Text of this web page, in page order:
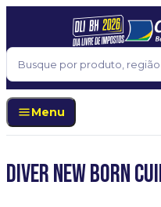
Pular para o conteúdo
Buscar
Menu
DIVER NEW BORN